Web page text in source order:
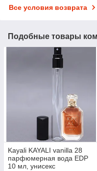
Все условия возврата
Подобные товары
Kayali KAYALI vanilla 28
парфюмерная вода EDP
10 мл, унисекс